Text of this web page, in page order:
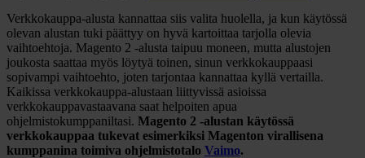
Verkkokauppa-alusta kannattaa siis valita huolella, ja kun käytössä
olevan alustan tuki päättyy on hyvä kartoittaa tarjolla olevia
vaihtoehtoja. Magento 2 -alusta taipuu moneen, mutta alustojen
joukosta saattaa myös löytyä toinen, sinun verkkokauppaasi
sopivampi vaihtoehto, joten tarjontaa kannattaa kyllä vertailla.
Kaikissa verkkokauppa-alustaan liittyvissä asioissa
verkkokauppavastaavana saat helpoiten apua
ohjelmistokumppaniltasi. Magento 2 -alustan käytössä
verkkokauppaa tukevat esimerkiksi Magenton virallisena
kumppanina toimiva ohjelmistotalo Vaimo.